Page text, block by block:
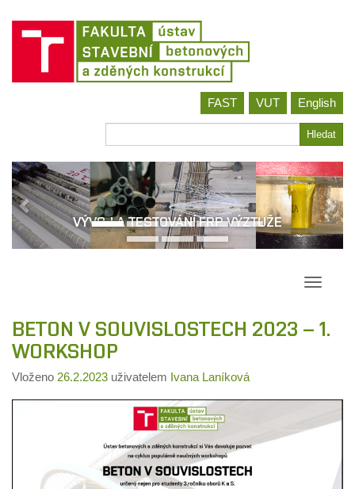
FAST VUT
English
Hledat
VÝVOJ A TESTOVÁNÍ FRP VÝZTUŽE
BETON V SOUVISLOSTECH 2023 – 1.
WORKSHOP
Vloženo 26.2.2023 uživatelem Ivana Laníková